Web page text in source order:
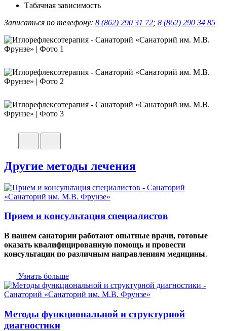
Табачная зависимость
Записаться по телефону: 8 (862) 290 31 72; 8 (862) 290 34 85
Другие методы лечения
Прием и консультация специалистов
В нашем санатории работают опытные врачи, готовые
оказать квалифицированную помощь и провести
консультации по различным направлениям медицины.
Узнать больше
Методы функциональной и структурной
диагностики